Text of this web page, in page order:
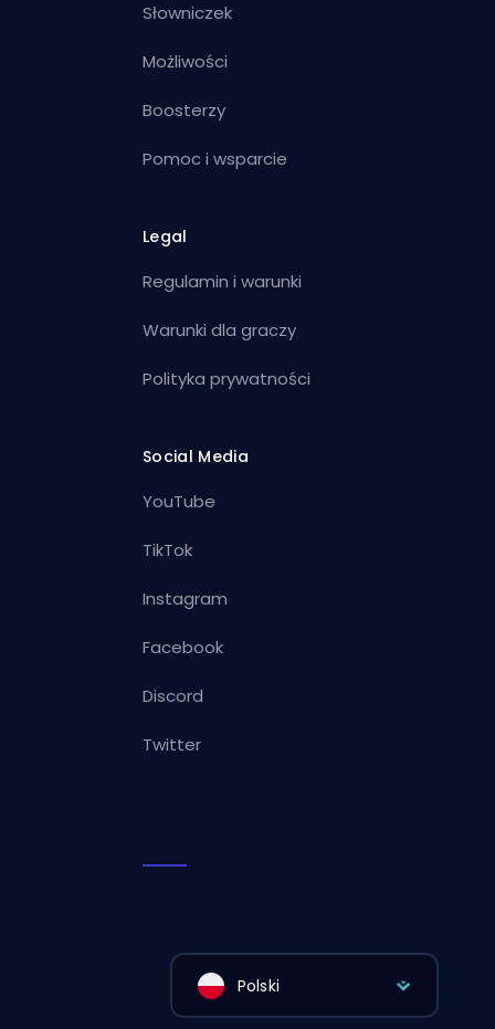
Słowniczek
Możliwości
Boosterzy
Pomoc i wsparcie
Legal
Regulamin i warunki
Warunki dla graczy
Polityka prywatności
Social Media
YouTube
TikTok
Instagram
Facebook
Discord
Twitter
Polski